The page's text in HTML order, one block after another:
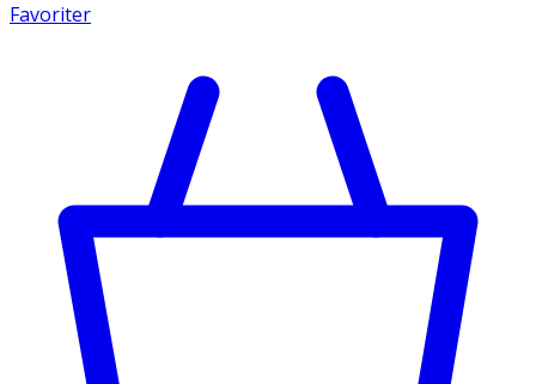
Favoriter